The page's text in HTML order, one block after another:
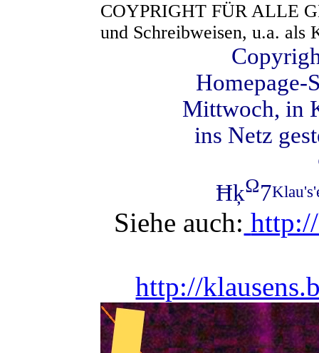
COYPRIGHT FÜR ALLE
und Schreibweisen, u.a. als
Homepage-
Mittwoch, in
ins Netz
ĦķΩ7
Siehe auch:
http://